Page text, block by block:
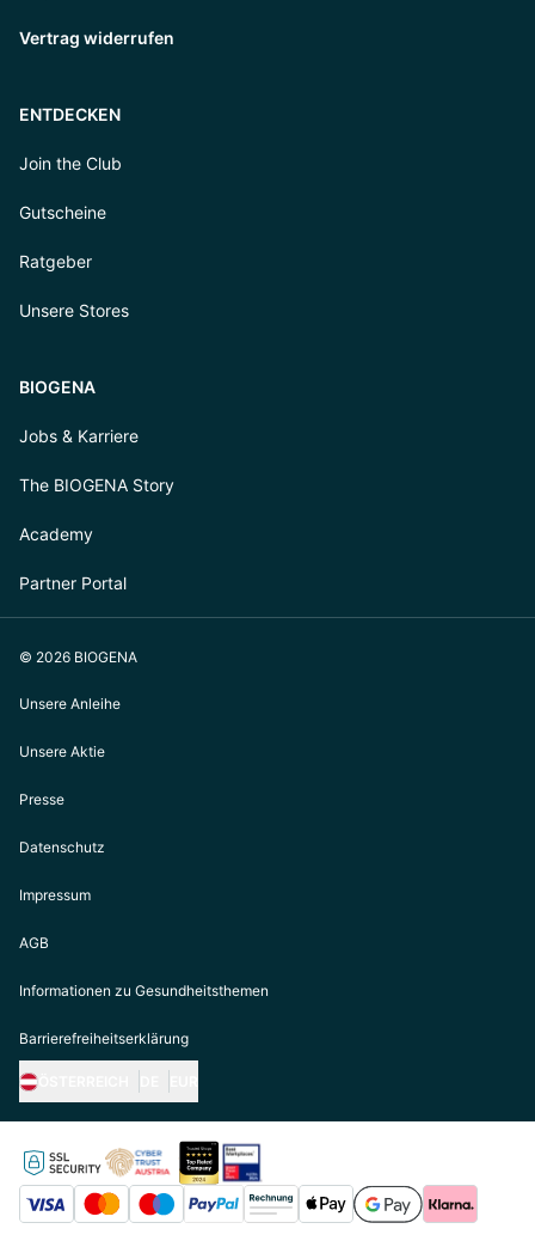
Vertrag widerrufen
ENTDECKEN
Join the Club
Gutscheine
Ratgeber
Unsere Stores
BIOGENA
Jobs & Karriere
The BIOGENA Story
Academy
Partner Portal
© 2026 BIOGENA
Unsere Anleihe
Unsere Aktie
Presse
Datenschutz
Impressum
AGB
Informationen zu Gesundheitsthemen
Barrierefreiheitserklärung
https://biogena.com/de-at
https://biogena.com/de-de
https://biogena.com/de-ch
https://biogena.com/it-it
https://biogena.com/ro-ro